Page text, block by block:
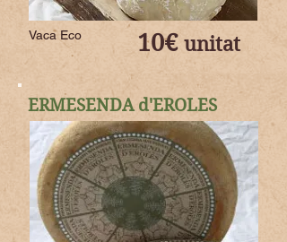
Vaca Eco 10€ unitat
ERMESENDA d'EROLES